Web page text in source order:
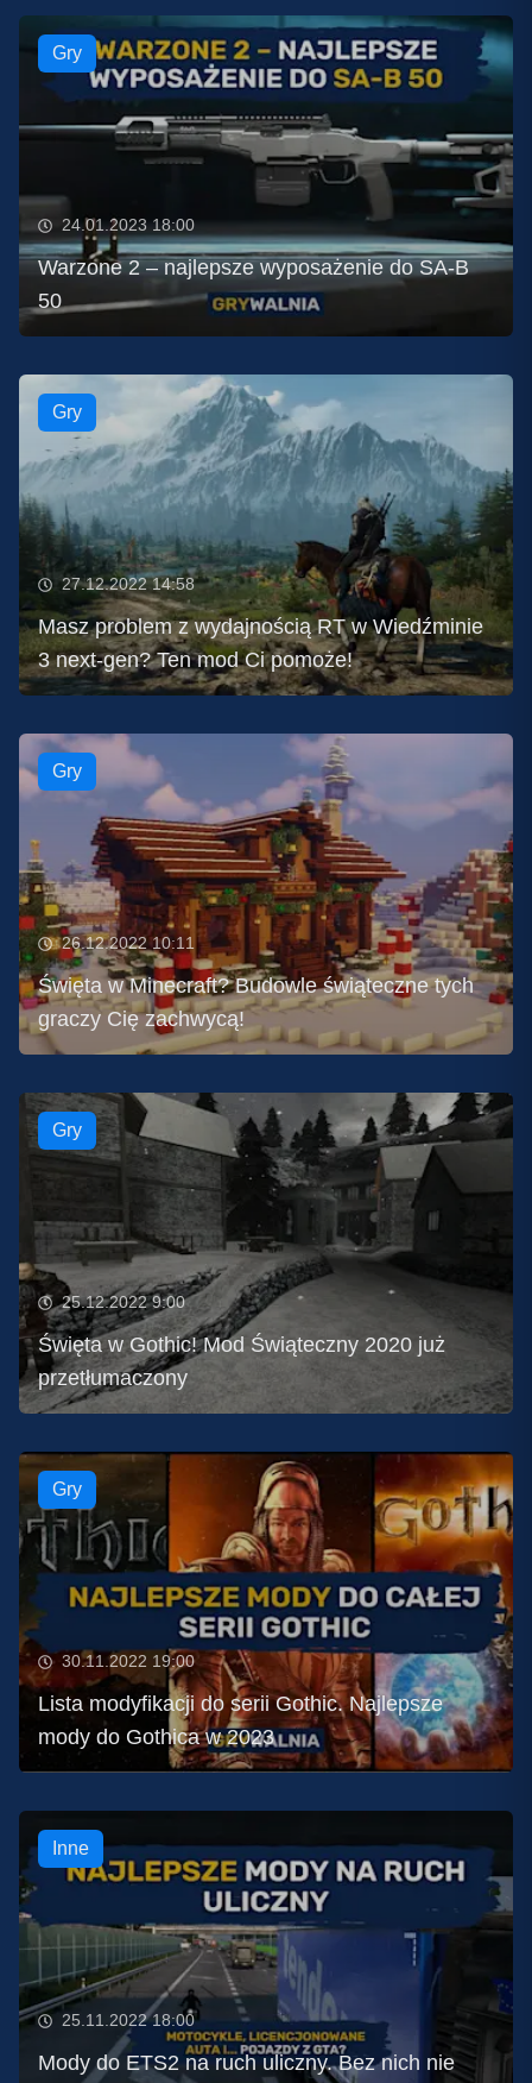
Gry
24.01.2023 18:00
Warzone 2 – najlepsze wyposażenie do SA-B
50
Gry
27.12.2022 14:58
Masz problem z wydajnością RT w Wiedźminie
3 next-gen? Ten mod Ci pomoże!
Gry
26.12.2022 10:11
Święta w Minecraft? Budowle świąteczne tych
graczy Cię zachwycą!
Gry
25.12.2022 9:00
Święta w Gothic! Mod Świąteczny 2020 już
przetłumaczony
Gry
30.11.2022 19:00
Lista modyfikacji do serii Gothic. Najlepsze
mody do Gothica w 2023
Inne
25.11.2022 18:00
Mody do ETS2 na ruch uliczny. Bez nich nie